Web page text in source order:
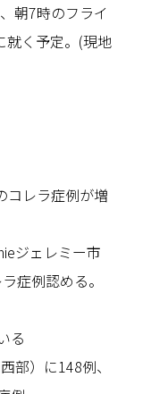
朝7時のフライ
就く予定。(現地
コレラ症例が増
ジェレミー市
症例認める。
る
部）に148例、